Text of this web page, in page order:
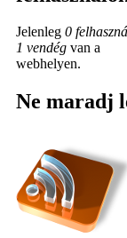
Jelenleg 0
1 vendég van a
webhelyen.
Ne maradj